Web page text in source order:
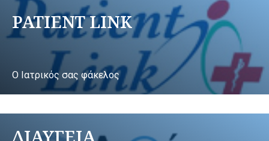
PATIENT LINK
Ο Ιατρικός σας φάκελος
ΔΙΑΥΓΕΙΑ